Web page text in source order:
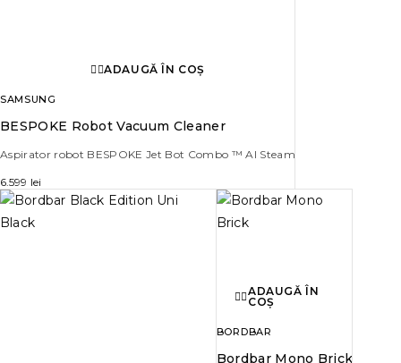
ADAUGĂ ÎN COȘ
SAMSUNG
BESPOKE Robot Vacuum Cleaner
Aspirator robot BESPOKE Jet Bot Combo ™ AI Steam
6.599 lei
ADAUGĂ ÎN
COȘ
BORDBAR
Bordbar Mono Brick